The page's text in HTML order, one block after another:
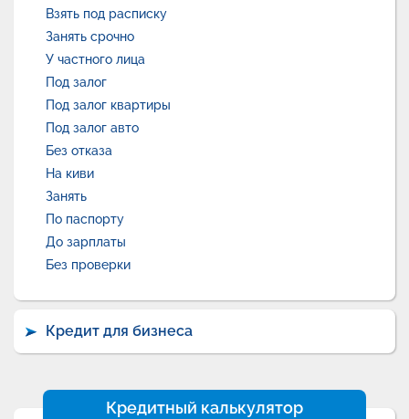
Взять под расписку
Занять срочно
У частного лица
Под залог
Под залог квартиры
Под залог авто
Без отказа
На киви
Занять
По паспорту
До зарплаты
Без проверки
Кредит для бизнеса
Кредитный калькулятор